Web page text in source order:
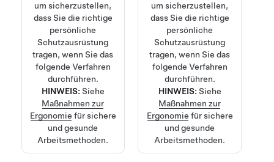
um sicherzustellen,
dass Sie die richtige
persönliche
Schutzausrüstung
tragen, wenn Sie das
folgende Verfahren
durchführen.
HINWEIS: Siehe
Maßnahmen zur
Ergonomie für sichere
und gesunde
Arbeitsmethoden.
um sicherzustellen,
dass Sie die richtige
persönliche
Schutzausrüstung
tragen, wenn Sie das
folgende Verfahren
durchführen.
HINWEIS: Siehe
Maßnahmen zur
Ergonomie für sichere
und gesunde
Arbeitsmethoden.